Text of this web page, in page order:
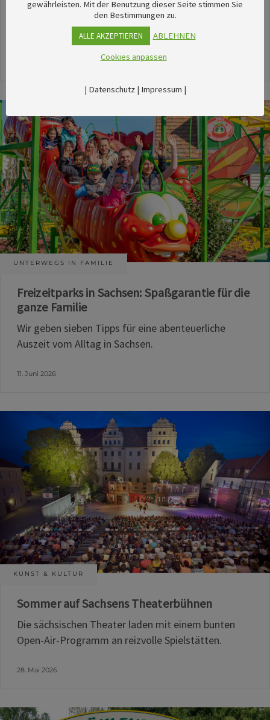
stimmungsvolle Veranstaltungen im August
herausgesucht.
UNTERWEGS IN FAMILIE
Freizeitparks in Sachsen: Spaßgarantie für die
ganze Familie
Wir geben sieben Tipps für eine abenteuerliche
Auszeit vom Alltag in Sachsen.
11. Juni 2026
KUNST & KULTUR
Sommer auf Sachsens Theaterbühnen
Die sächsischen Theater laden mit einem bunten
Open-Air-Programm an reizvolle Spielstätten.
28. Mai 2026
gewährleisten. Mit der Benutzung dieser Seite stimmen Sie
den Bestimmungen zu.
ALLE AKZEPTIEREN
ABLEHNEN
Cookies anpassen
| Datenschutz| Impressum |